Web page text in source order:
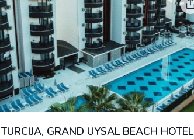
TURCIJA, GRAND UYSAL BEACH HOTEL